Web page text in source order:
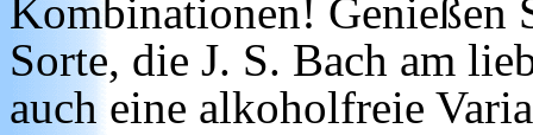
Kombinationen! Genießen
Sorte, die J. S. Bach am
auch eine alkoholfreie